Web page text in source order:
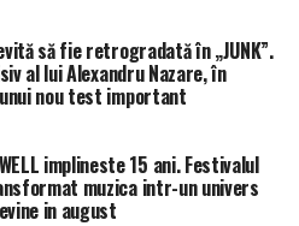
să fie retrogradată în „JUNK”.
al lui Alexandru Nazare, în
nou test important
implineste 15 ani. Festivalul
muzica intr-un univers
in august